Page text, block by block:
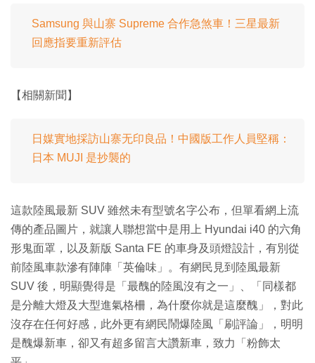
Samsung 與山寨 Supreme 合作急煞車！三星最新
回應指要重新評估
【相關新聞】
日媒實地採訪山寨无印良品！中國版工作人員堅稱：
日本 MUJI 是抄襲的
這款陸風最新 SUV 雖然未有型號名字公布，但單看網上流
傳的產品圖片，就讓人聯想當中是用上 Hyundai i40 的六角
形鬼面罩，以及新版 Santa FE 的車身及頭燈設計，有別從
前陸風車款滲有陣陣「英倫味」。有網民見到陸風最新
SUV 後，明顯覺得是「最醜的陸風沒有之一」、「同樣都
是分離大燈及大型進氣格柵，為什麼你就是這麼醜」，對此
沒存在任何好感，此外更有網民鬧爆陸風「刷評論」，明明
是醜爆新車，卻又有超多留言大讚新車，致力「粉飾太